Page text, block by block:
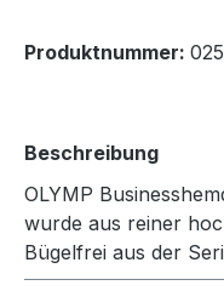
Produktnummer:
Beschreibung
OLYMP
wurde aus reiner
Bügelfrei aus der